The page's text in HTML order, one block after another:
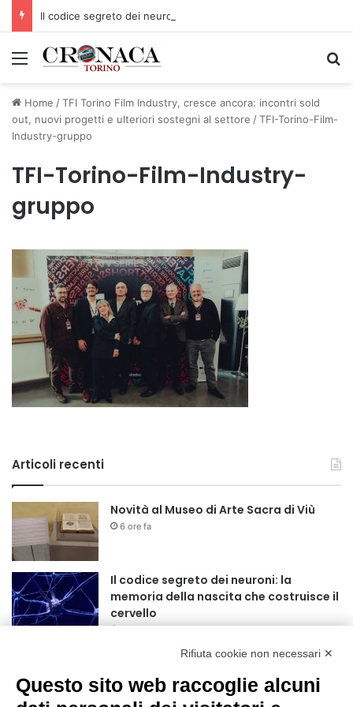
Menu
Home /TFI Torino Film Industry, cresce ancora: incontri sold
out, nuovi progetti e ulteriori sostegni al settore /TFI-Torino-Film-
Industry-gruppo
TFI-Torino-Film-Industry-
gruppo
Articoli recenti
Novità al Museo di Arte Sacra di Viù
6 ore fa
Il codice segreto dei neuroni: la
memoria della nascita che costruisce il
cervello
Una guida alimentare per affrontare i
portare in tavola a Ferragosto
Rifiuta cookie non necessari ✕
Questo sito web raccoglie alcuni